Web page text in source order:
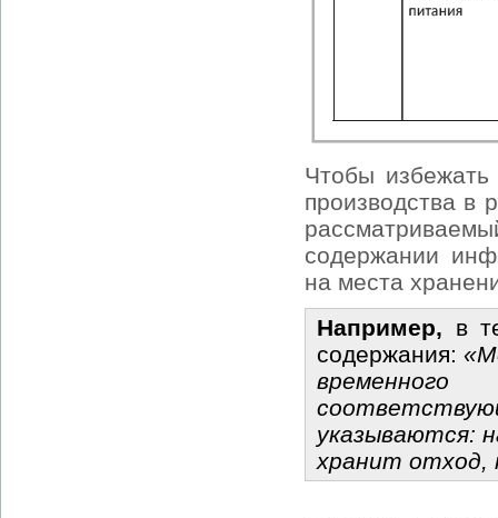
Чтобы
производства в
содержании
на места
Например, в
содержания:
указываются:
хранит отход,